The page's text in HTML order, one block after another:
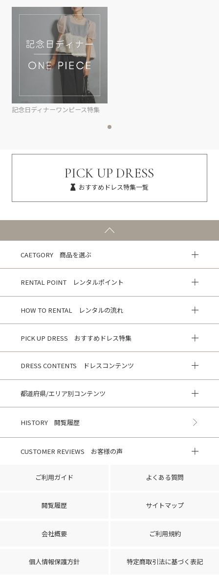
記念日ディナーワンピース特集
PICK UP DRESS
おすすめドレス特集一覧
CAETGORY 商品を選ぶ
RENTAL POINT レンタルポイント
HOW TO RENTAL レンタルの流れ
PICK UP DRESS おすすめドレス特集
DRESS CONTENTS ドレスコンテンツ
都道府県/エリア別コンテンツ
HISTORY 閲覧履歴
CUSTOMER REVIEWS お客様の声
ご利用ガイド よくある質問
閲覧履歴 サイトマップ
会社概要 ご利用規約
個人情報保護方針 特定商取引法に基づく表記